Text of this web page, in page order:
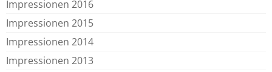
Impressionen 2016
Impressionen 2015
Impressionen 2014
Impressionen 2013